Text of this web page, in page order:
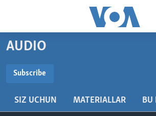
boring
Boshiga
Qidiruvga
AMERIKA
AUDIO
Subscribe
SIZ UCHUN MATERIALLAR BU